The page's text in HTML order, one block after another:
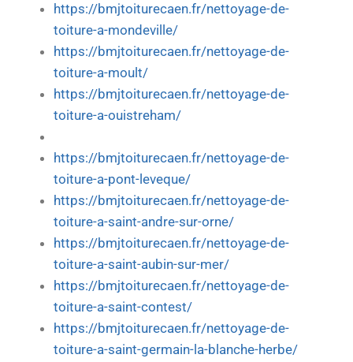
https://bmjtoiturecaen.fr/nettoyage-de-
toiture-a-mondeville/
https://bmjtoiturecaen.fr/nettoyage-de-
toiture-a-moult/
https://bmjtoiturecaen.fr/nettoyage-de-
toiture-a-ouistreham/
https://bmjtoiturecaen.fr/nettoyage-de-
toiture-a-pont-leveque/
https://bmjtoiturecaen.fr/nettoyage-de-
toiture-a-saint-andre-sur-orne/
https://bmjtoiturecaen.fr/nettoyage-de-
toiture-a-saint-aubin-sur-mer/
https://bmjtoiturecaen.fr/nettoyage-de-
toiture-a-saint-contest/
https://bmjtoiturecaen.fr/nettoyage-de-
toiture-a-saint-germain-la-blanche-herbe/